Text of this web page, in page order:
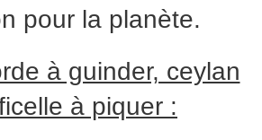
pour la planète.
à guinder, ceylan
à piquer :